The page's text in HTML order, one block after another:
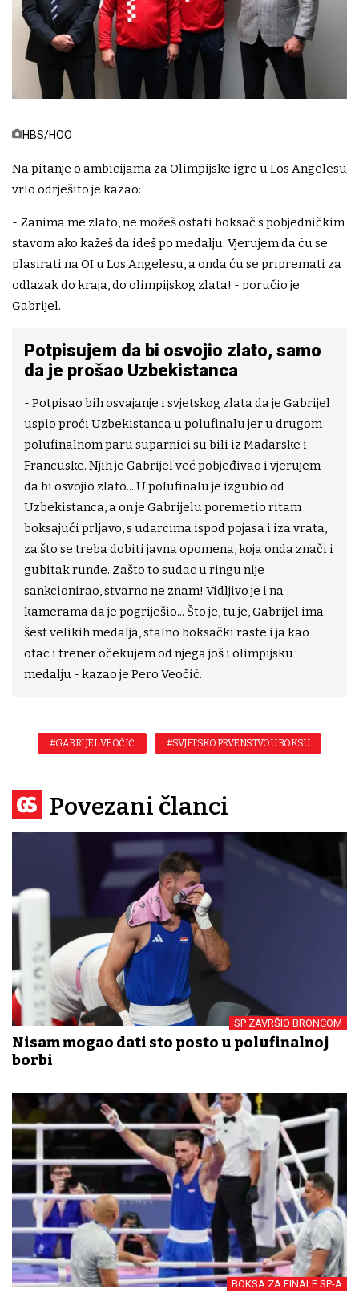
HBS/HOO
Na pitanje o ambicijama za Olimpijske igre u Los Angelesu
vrlo odrješito je kazao:
- Zanima me zlato, ne možeš ostati boksač s pobjedničkim
stavom ako kažeš da ideš po medalju. Vjerujem da ću se
plasirati na OI u Los Angelesu, a onda ću se pripremati za
odlazak do kraja, do olimpijskog zlata! - poručio je
Gabrijel.
Potpisujem da bi osvojio zlato, samo
da je prošao Uzbekistanca
- Potpisao bih osvajanje i svjetskog zlata da je Gabrijel
uspio proći Uzbekistanca u polufinalu jer u drugom
polufinalnom paru suparnici su bili iz Mađarske i
Francuske. Njih je Gabrijel već pobjeđivao i vjerujem
da bi osvojio zlato... U polufinalu je izgubio od
Uzbekistanca, a on je Gabrijelu poremetio ritam
boksajući prljavo, s udarcima ispod pojasa i iza vrata,
za što se treba dobiti javna opomena, koja onda znači i
gubitak runde. Zašto to sudac u ringu nije
sankcionirao, stvarno ne znam! Vidljivo je i na
kamerama da je pogriješio... Što je, tu je, Gabrijel ima
šest velikih medalja, stalno boksački raste i ja kao
otac i trener očekujem od njega još i olimpijsku
medalju - kazao je Pero Veočić.
#GABRIJEL VEOČIĆ #SVJETSKO PRVENSTVO U BOKSU
Povezani članci
SP ZAVRŠIO BRONCOM
Nisam mogao dati sto posto u polufinalnoj
borbi
BOKSA ZA FINALE SP-A